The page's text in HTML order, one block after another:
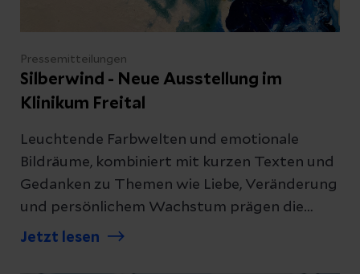
Pressemitteilungen
Silberwind - Neue Ausstellung im
Klinikum Freital
Leuchtende Farbwelten und emotionale
Bildräume, kombiniert mit kurzen Texten und
Gedanken zu Themen wie Liebe, Veränderung
und persönlichem Wachstum prägen die
Ausstellung der Sport- und
Jetzt lesen